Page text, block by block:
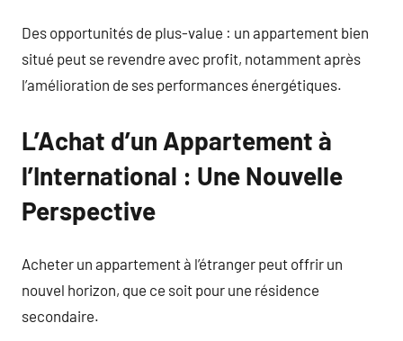
Des opportunités de plus-value : un appartement bien
situé peut se revendre avec profit, notamment après
l’amélioration de ses performances énergétiques.
L’Achat d’un Appartement à
l’International : Une Nouvelle
Perspective
Acheter un appartement à l’étranger peut offrir un
nouvel horizon, que ce soit pour une résidence
secondaire.